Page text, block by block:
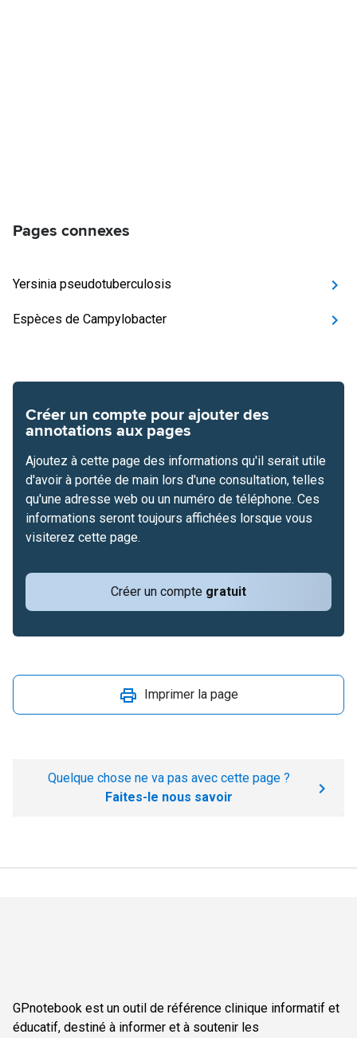
Pages connexes
Yersinia pseudotuberculosis
Espèces de Campylobacter
Créer un compte pour ajouter des
annotations aux pages
Créer un compte gratuit
Ajoutez à cette page des informations qu'il serait utile
d'avoir à portée de main lors d'une consultation, telles
qu'une adresse web ou un numéro de téléphone. Ces
informations seront toujours affichées lorsque vous
visiterez cette page.
Imprimer la page
Quelque chose ne va pas avec cette page ?
Faites-le nous savoir
GPnotebook est un outil de référence clinique informatif et
éducatif, destiné à informer et à soutenir les